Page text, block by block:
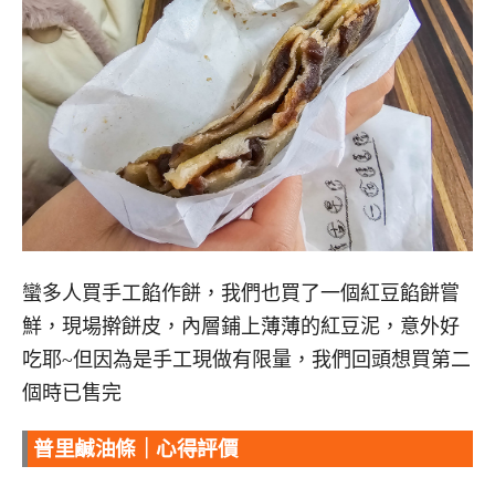
蠻多人買手工餡作餅，我們也買了一個紅豆餡餅嘗
鮮，現場擀餅皮，內層鋪上薄薄的紅豆泥，意外好
吃耶~但因為是手工現做有限量，我們回頭想買第二
個時已售完
普里鹹油條｜心得評價